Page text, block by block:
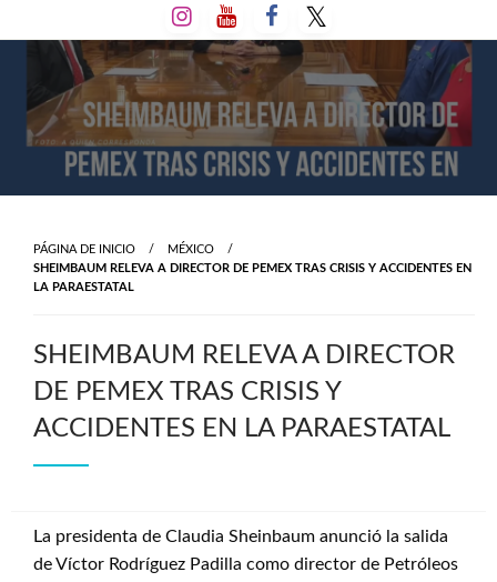
al
contenido
PÁGINA DE INICIO
MÉXICO
SHEIMBAUM RELEVA A DIRECTOR DE PEMEX TRAS CRISIS Y ACCIDENTES EN
LA PARAESTATAL
SHEIMBAUM RELEVA A DIRECTOR
DE PEMEX TRAS CRISIS Y
ACCIDENTES EN LA PARAESTATAL
La presidenta de Claudia Sheinbaum anunció la salida
de Víctor Rodríguez Padilla como director de Petróleos